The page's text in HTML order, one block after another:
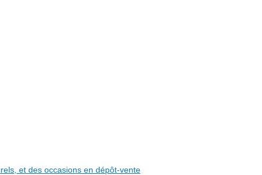
et des occasions en dépôt-vente